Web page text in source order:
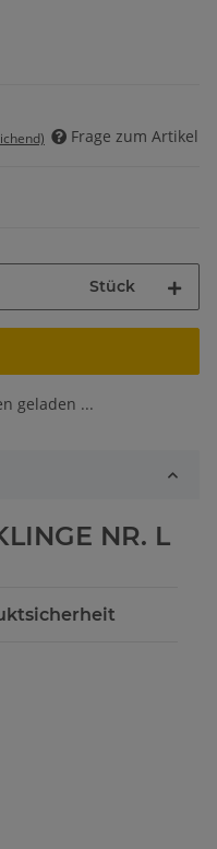
Frage zum Artikel
Stück
geladen ...
NR. L